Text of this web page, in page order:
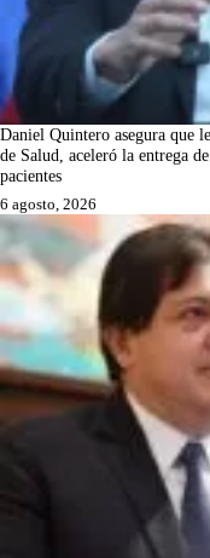
Daniel Quintero asegura que
de Salud, aceleró la entrega
pacientes
6 agosto, 2026